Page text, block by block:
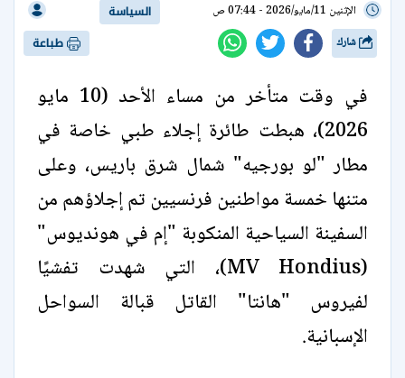
الإثنين 11/مايو/2026 - 07:44 ص السياسة
طباعة
في وقت متأخر من مساء الأحد (10 مايو
2026)، هبطت طائرة إجلاء طبي خاصة في
مطار "لو بورجيه" شمال شرق باريس، وعلى
متنها خمسة مواطنين فرنسيين تم إجلاؤهم من
السفينة السياحية المنكوبة "إم في هونديوس"
(MV Hondius)، التي شهدت تفشيًا
لفيروس "هانتا" القاتل قبالة السواحل
الإسبانية.